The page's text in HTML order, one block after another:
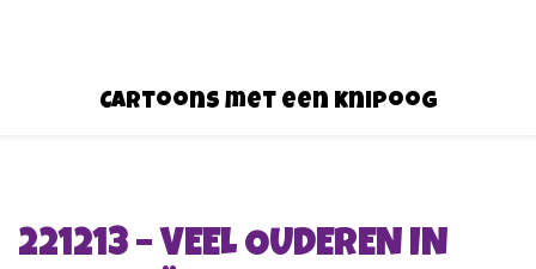
Cartoons met een knipoog
221213 – VEEL OUDEREN IN